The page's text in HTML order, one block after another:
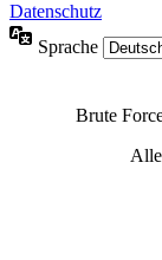
Datenschutz
Sprache
Brute